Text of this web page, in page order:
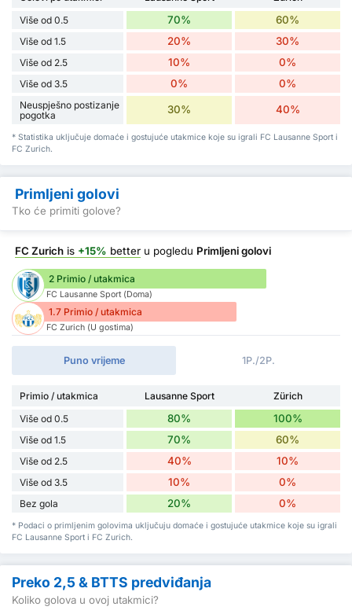
Više od 0.5
70% 60%
Više od 1.5 20% 30%
Više od 2.5 10% 0%
Više od 3.5 0% 0%
Neuspješno postizanje
pogotka
30% 40%
* Statistika uključuje domaće i gostujuće utakmice koje su igrali FC Lausanne Sport i
FC Zurich.
Primljeni golovi
Tko će primiti golove?
FC Zurich is +15% better u pogledu Primljeni golovi
2 Primio / utakmica
FC Lausanne Sport (Doma)
1.7 Primio / utakmica
FC Zurich (U gostima)
Puno vrijeme 1P./2P.
Primio / utakmica Lausanne Sport
Zürich
Više od 0.5
80% 100%
Više od 1.5 70% 60%
Više od 2.5 40% 10%
Više od 3.5 10% 0%
Bez gola 20% 0%
* Podaci o primljenim golovima uključuju domaće i gostujuće utakmice koje su igrali
FC Lausanne Sport i FC Zurich.
Preko 2,5 & BTTS predviđanja
Koliko golova u ovoj utakmici?